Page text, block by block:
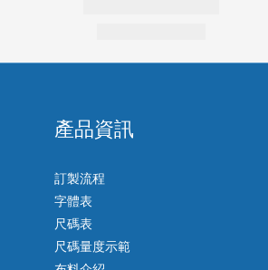
產品資訊
訂製流程
字體表
尺碼表
尺碼量度示範